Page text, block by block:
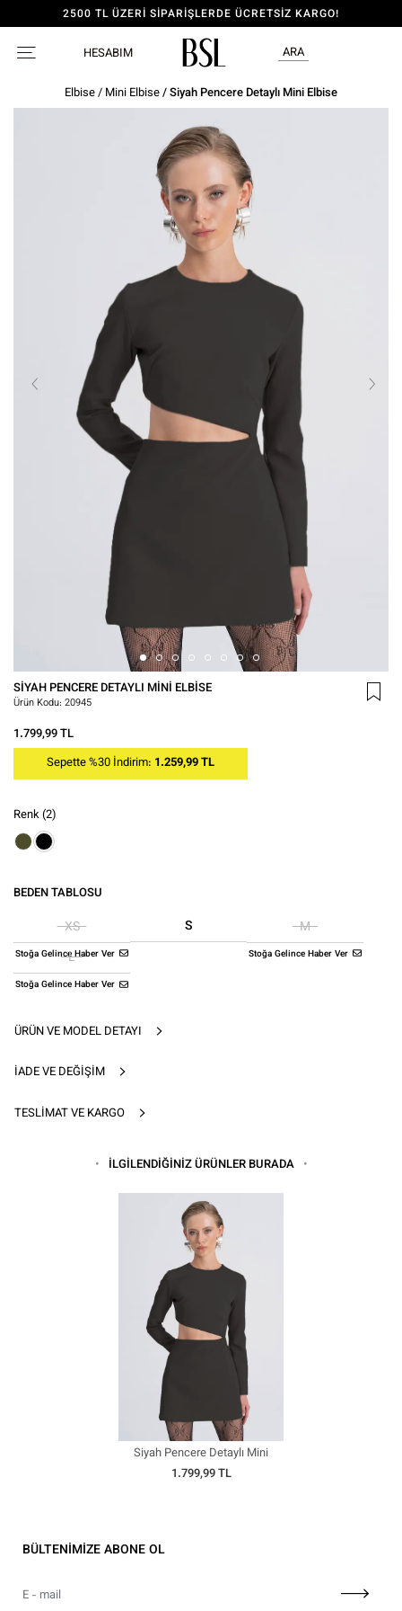
2500 TL ÜZERİ SİPARİŞLERDE ÜCRETSİZ KARGO!
HESABIM ARA
ÜRÜN VE MODEL DETAYI
İADE VE DEĞIŞIM
TESLIMAT VE KARGO
Elbise/ Mini Elbise/ Siyah Pencere Detaylı Mini Elbise
SIYAH PENCERE DETAYLI MINI ELBISE
Ürün Kodu: 20945
1.799,99 TL
Sepette %30 İndirim: 1.259,99 TL
Renk(2)
BEDEN TABLOSU
Stoğa Gelince Haber Ver
XS S
Stoğa Gelince Haber Ver
M
Stoğa Gelince Haber Ver
L
İLGİLENDİĞİNİZ ÜRÜNLER BURADA
Siyah Pencere Detaylı Mini
Elbise
1.799,99 TL
BÜLTENİMİZE ABONE OL